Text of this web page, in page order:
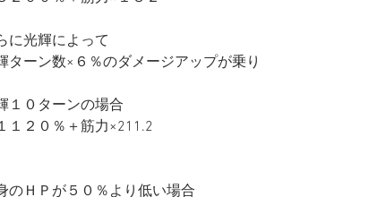
光輝によって
ーン数×６％のダメージアップが乗り
０ターンの場合
２０％＋筋力×211.2
ＨＰが５０％より低い場合